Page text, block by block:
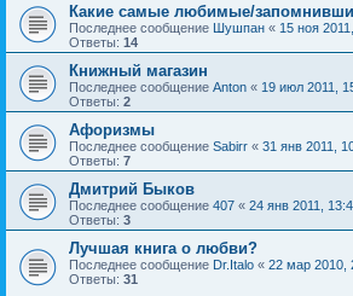
Какие самые любимые/
Последнее сообщение Шушпан « 15 ноя
Ответы: 14
Книжный магазин
Последнее сообщение Anton « 19 июл 2011,
Ответы: 2
Афоризмы
Последнее сообщение Sabirr « 31 янв 2011,
Ответы: 7
Дмитрий Быков
Последнее сообщение 407 « 24 янв 2011,
Ответы: 3
Лучшая книга о любви?
Последнее сообщение Dr.Italo « 22 мар 2010,
Ответы: 31